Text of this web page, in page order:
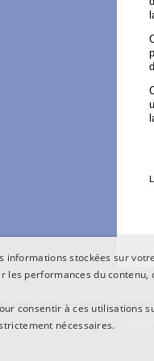
informations stockées sur
les performances du
consentir à ces utilisations
nécessaires.